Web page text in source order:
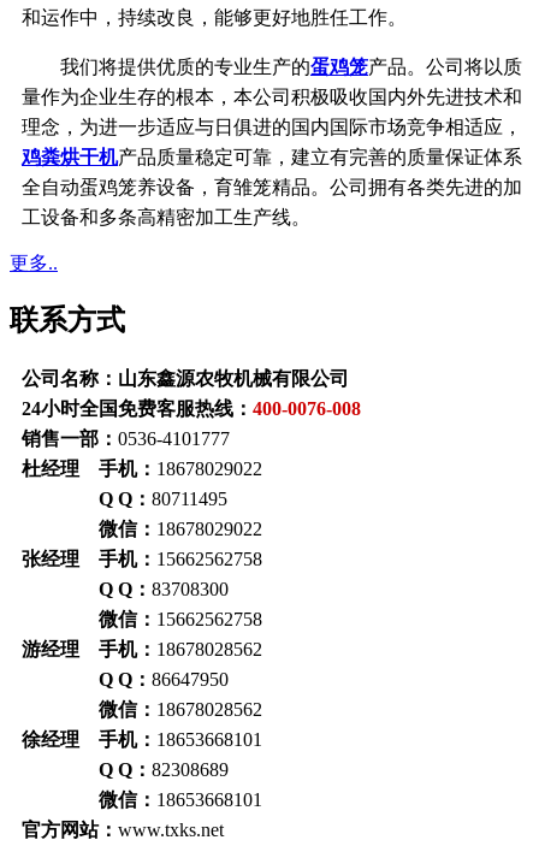
和运作中，持续改良，能够更好地胜任工作。
我们将提供优质的专业生产的蛋鸡笼产品。公司将以质
量作为企业生存的根本， 本公司积极吸收国内外先进技术和
理念， 为进一步适应与日俱进的国内国际市场竞争相适应，
鸡粪烘干机产品质量稳定可靠， 建立有完善的质量保证体系
全自动蛋鸡笼养设备，育雏笼精品。公司拥有各类先进的加
工设备和多条高精密加工生产线。
更多..
联系方式
公司名称：山东鑫源农牧机械有限公司
24小时全国免费客服热线： 400-0076-008
销售一部： 0536-4101777
杜经理 手机： 18678029022
Q Q： 80711495
微信： 18678029022
张经理 手机： 15662562758
Q Q： 83708300
微信： 15662562758
游经理 手机： 18678028562
Q Q： 86647950
微信： 18678028562
徐经理 手机： 18653668101
Q Q： 82308689
微信： 18653668101
官方网站： www.txks.net